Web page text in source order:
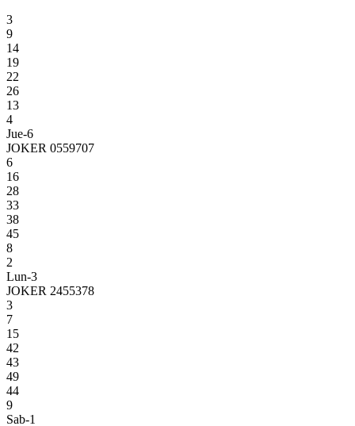
3
9
14
19
22
26
13
4
Jue-6
JOKER 0559707
6
16
28
33
38
45
8
2
Lun-3
JOKER 2455378
3
7
15
42
43
49
44
9
Sab-1